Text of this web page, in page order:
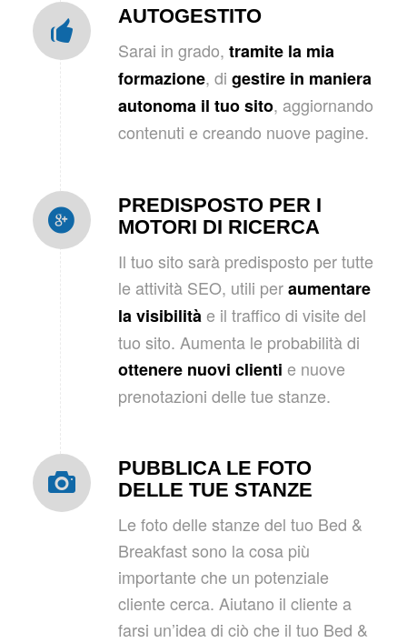
AUTOGESTITO
Sarai in grado, tramite la mia
formazione, di gestire in maniera
autonoma il tuo sito, aggiornando
contenuti e creando nuove pagine.
PREDISPOSTO PER I
MOTORI DI RICERCA
Il tuo sito sarà predisposto per tutte
le attività SEO, utili peraumentare
la visibilità e il traffico di visite del
tuo sito. Aumenta le probabilità di
ottenere nuovi clienti e nuove
prenotazioni delle tue stanze.
PUBBLICA LE FOTO
DELLE TUE STANZE
Le foto delle stanze del tuo Bed &
Breakfast sono la cosa più
importante che un potenziale
cliente cerca. Aiutano il cliente a
farsi un’idea di ciò che il tuo Bed &